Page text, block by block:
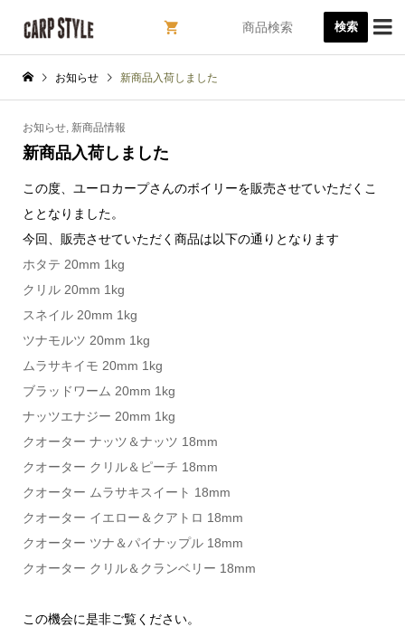
検索 
お知らせ 新商品入荷しました
お知らせ, 新商品情報
新商品入荷しました
この度、ユーロカープさんのボイリーを販売させていただくこ
ととなりました。
今回、販売させていただく商品は以下の通りとなります
ホタテ 20mm 1kg
クリル 20mm 1kg
スネイル 20mm 1kg
ツナモルツ 20mm 1kg
ムラサキイモ 20mm 1kg
ブラッドワーム 20mm 1kg
ナッツエナジー 20mm 1kg
クオーター ナッツ＆ナッツ 18mm
クオーター クリル＆ピーチ 18mm
クオーター ムラサキスイート 18mm
クオーター イエロー＆クアトロ 18mm
クオーター ツナ＆パイナップル 18mm
クオーター クリル＆クランベリー 18mm
この機会に是非ご覧ください。